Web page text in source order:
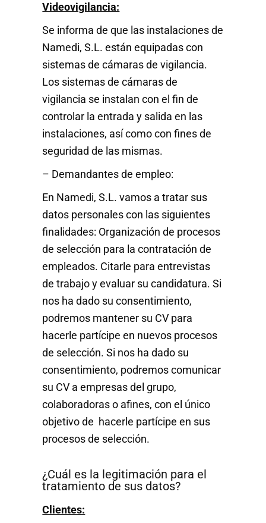
Videovigilancia:
Se informa de que las instalaciones de
Namedi, S.L. están equipadas con
sistemas de cámaras de vigilancia.
Los sistemas de cámaras de
vigilancia se instalan con el fin de
controlar la entrada y salida en las
instalaciones, así como con fines de
seguridad de las mismas.
– Demandantes de empleo:
En Namedi, S.L. vamos a tratar sus
datos personales con las siguientes
finalidades: Organización de procesos
de selección para la contratación de
empleados. Citarle para entrevistas
de trabajo y evaluar su candidatura. Si
nos ha dado su consentimiento,
podremos mantener su CV para
hacerle partícipe en nuevos procesos
de selección. Si nos ha dado su
consentimiento, podremos comunicar
su CV a empresas del grupo,
colaboradoras o afines, con el único
objetivo de hacerle partícipe en sus
procesos de selección.
¿Cuál es la legitimación para el
tratamiento de sus datos?
Clientes: